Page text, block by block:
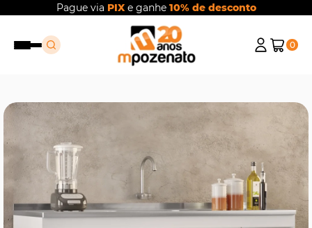
Pague via PIXe ganhe 10% de desconto
0